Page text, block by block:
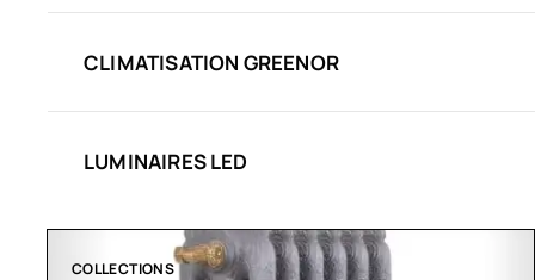
CLIMATISATION GREENOR
LUMINAIRES LED
COLLECTIONS